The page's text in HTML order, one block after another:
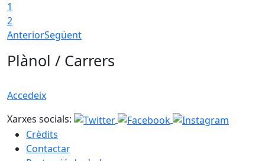
1
2
AnteriorSegüent
Plànol / Carrers
Accedeix
Xarxes socials:
Crèdits
Contactar